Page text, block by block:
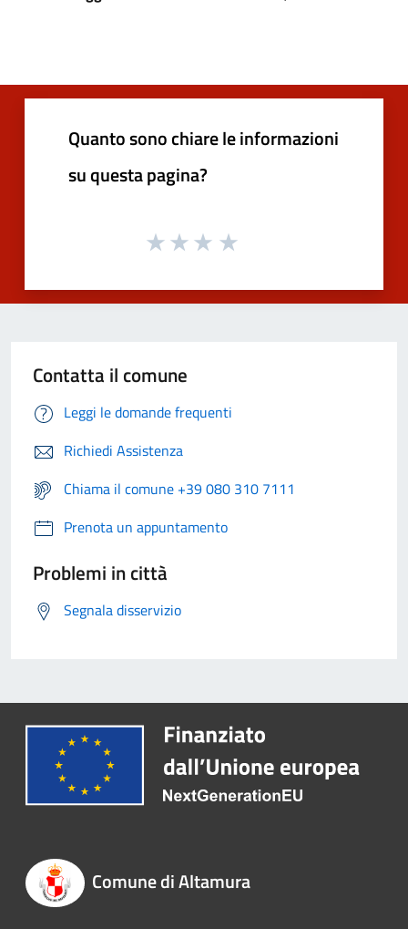
Quanto sono chiare le informazioni
su questa pagina?
Contatta il comune
Leggi le domande frequenti
Richiedi Assistenza
Chiama il comune +39 080 310 7111
Prenota un appuntamento
Problemi in città
Segnala disservizio
Comune di Altamura